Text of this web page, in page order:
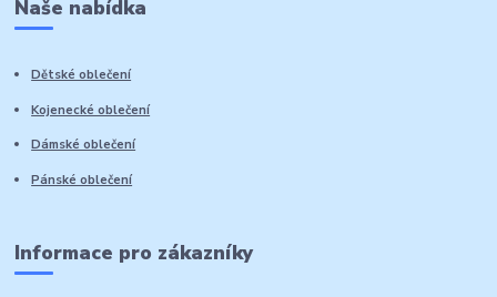
Naše nabídka
Dětské oblečení
Kojenecké oblečení
Dámské oblečení
Pánské oblečení
Informace pro zákazníky